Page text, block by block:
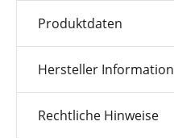
Produktdaten
Hersteller Information
Rechtliche Hinweise